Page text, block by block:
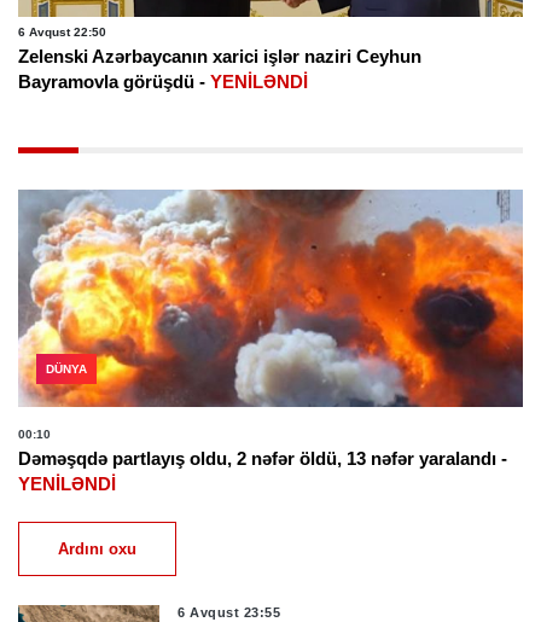
6 Avqust 22:50
Zelenski Azərbaycanın xarici işlər naziri Ceyhun
Bayramovla görüşdü - YENİLƏNDİ
DÜNYA
00:10
Dəməşqdə partlayış oldu, 2 nəfər öldü, 13 nəfər yaralandı -
YENİLƏNDİ
Ardını oxu
6 Avqust 23:55